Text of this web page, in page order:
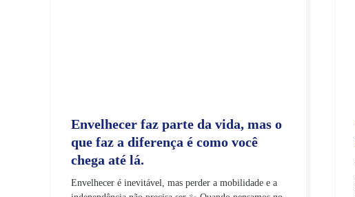
Envelhecer faz parte da vida, mas o
que faz a diferença é como você
chega até lá.
Envelhecer é inevitável, mas perder a mobilidade e a